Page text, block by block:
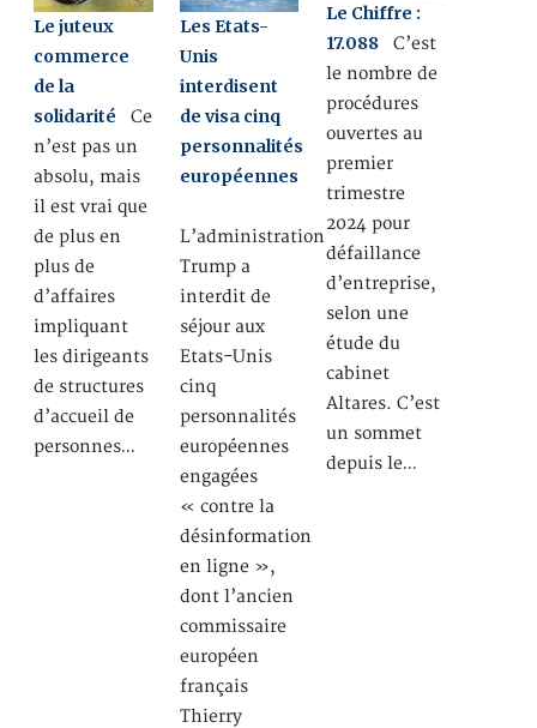
Le juteux
commerce
de la
solidarité Ce
n’est pas un
absolu, mais
il est vrai que
de plus en
plus de
d’affaires
impliquant
les dirigeants
de structures
d’accueil de
personnes…
Les Etats-
Unis
interdisent
de visa cinq
personnalités
européennes
L’administration
Trump a
interdit de
séjour aux
Etats-Unis
cinq
personnalités
européennes
engagées
« contre la
désinformation
en ligne »,
dont l’ancien
commissaire
européen
français
Thierry
Le Chiffre :
17.088 C’est
le nombre de
procédures
ouvertes au
premier
trimestre
2024 pour
défaillance
d’entreprise,
selon une
étude du
cabinet
Altares. C’est
un sommet
depuis le…